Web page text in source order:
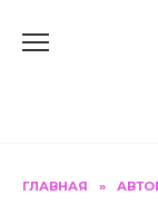
ГЛАВНАЯ »